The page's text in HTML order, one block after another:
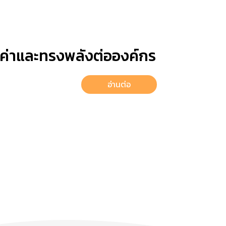
าและทรงพลังต่อองค์กร
อ่านต่อ